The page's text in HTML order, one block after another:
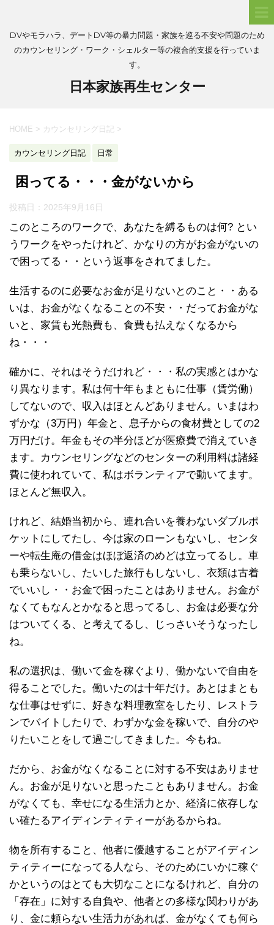
DVやモラハラ、デートDV等の暴力問題・家族を巡る不安や問題のため
のカウンセリング・ワーク・シェルター等の複合的支援を行っていま
す。
日本家族再生センター
HOME > カウンセリング日記 >
カウンセリング日記 日常
困ってる・・・金がないから
投稿日： 2025年9月16日
このところのワークで、あなたを縛るものは何? とい
うワークをやったけれど、かなりの方がお金がないの
で困ってる・・という返事をされてました。
生活するのに必要なお金が足りないとのこと・・ある
いは、お金がなくなることの不安・・だってお金がな
いと、家賃も光熱費も、食費も払えなくなるから
ね・・・
確かに、それはそうだけれど・・・私の実感とはかな
り異なります。私は何十年もまともに仕事（賃労働）
してないので、収入はほとんどありません。いまはわ
ずかな（3万円）年金と、息子からの食材費としての2
万円だけ。年金もその半分ほどが医療費で消えていき
ます。カウンセリングなどのセンターの利用料は諸経
費に使われていて、私はボランティアで動いてます。
ほとんど無収入。
けれど、結婚当初から、連れ合いを養わないダブルポ
ケットにしてたし、今は家のローンもないし、センタ
ーや転生庵の借金はほぼ返済のめどは立ってるし。車
も乗らないし、たいした旅行もしないし、衣類は古着
でいいし・・お金で困ったことはありません。お金が
なくてもなんとかなると思ってるし、お金は必要な分
はついてくる、と考えてるし、じっさいそうなったし
ね。
私の選択は、働いて金を稼ぐより、働かないで自由を
得ることでした。働いたのは十年だけ。あとはまとも
な仕事はせずに、好きな料理教室をしたり、レストラ
ンでバイトしたりで、わずかな金を稼いで、自分のや
りたいことをして過ごしてきました。今もね。
だから、お金がなくなることに対する不安はありませ
ん。お金が足りないと思ったこともありません。お金
がなくても、幸せになる生活力とか、経済に依存しな
い確たるアイディンティティーがあるからね。
物を所有すること、他者に優越することがアイディン
ティティーになってる人なら、そのためにいかに稼ぐ
かというのはとても大切なことになるけれど、自分の
「存在」に対する自負や、他者との多様な関わりがあ
り、金に頼らない生活力があれば、金がなくても何ら